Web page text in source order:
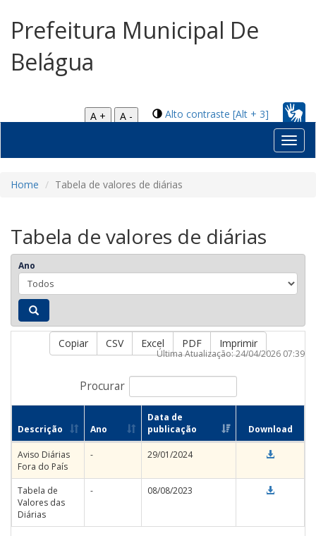
Prefeitura Municipal De
Belágua
Alto contraste [Alt + 3]
A +
A -
Home Tabela de valores de diárias
Tabela de valores de diárias
Ano
Copiar CSV Excel PDF Imprimir
Procurar
Última Atualização: 24/04/2026 07:39
Descrição Ano
Data de
publicação
Download
Aviso Diárias
Fora do País
- 29/01/2024
Tabela de
Valores das
Diárias
- 08/08/2023